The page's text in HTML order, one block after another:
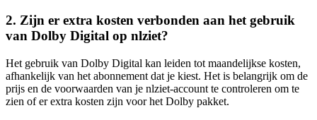
2. Zijn er extra kosten verbonden aan het gebruik
van Dolby Digital op nlziet?
Het gebruik van Dolby Digital kan leiden tot maandelijkse kosten,
afhankelijk van het abonnement dat je kiest. Het is belangrijk om de
prijs en de voorwaarden van je nlziet-account te controleren om te
zien of er extra kosten zijn voor het Dolby pakket.